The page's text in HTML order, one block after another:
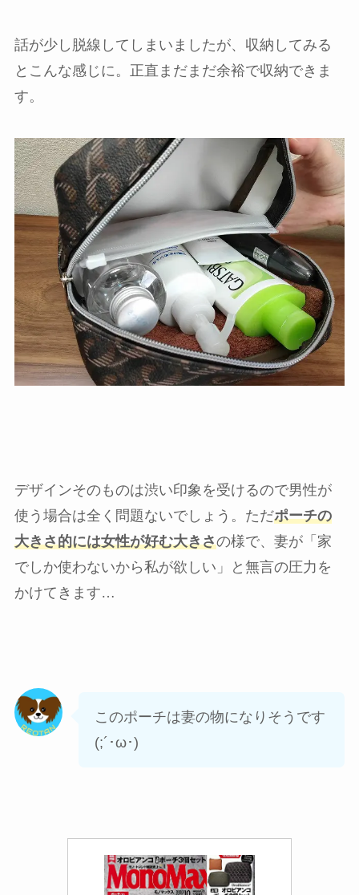
話が少し脱線してしまいましたが、収納してみる
とこんな感じに。正直まだまだ余裕で収納できま
す。
デザインそのものは渋い印象を受けるので男性が
使う場合は全く問題ないでしょう。ただポーチの
大きさ的には女性が好む大きさの様で、妻が「家
でしか使わないから私が欲しい」と無言の圧力を
かけてきます…
このポーチは妻の物になりそうです
(;´･ω･)